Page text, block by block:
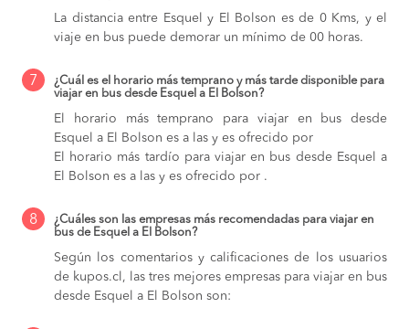
La distancia entre Esquel y El Bolson es de 0 Kms, y el
viaje en bus puede demorar un mínimo de 00 horas.
7
¿Cuál es el horario más temprano y más tarde disponible para
viajar en bus desde Esquel a El Bolson?
El horario más temprano para viajar en bus desde
Esquel a El Bolson es a las y es ofrecido por
El horario más tardío para viajar en bus desde Esquel a
El Bolson es a las y es ofrecido por .
8
¿Cuáles son las empresas más recomendadas para viajar en
bus de Esquel a El Bolson?
Según los comentarios y calificaciones de los usuarios
de kupos.cl, las tres mejores empresas para viajar en bus
desde Esquel a El Bolson son: